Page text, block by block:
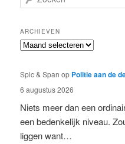
o
k
e
n
ARCHIEVEN
Archieven
Spic & Span op Politie aan de
6 augustus 2026
Niets meer dan een
een bedenkelijk niveau.
liggen want…